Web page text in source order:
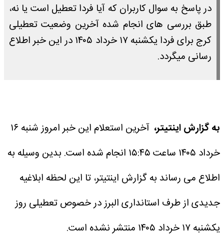
در پاسخ به سوال کاربران که آیا فردا تعطیل است یا نه،
طبق بررسی های انجام شده آخرین وضعیت تعطیلی
کرج برای فردا یکشنبه ۱۷ خرداد ۱۴۰۵ در این خبر اطلاع
رسانی میگردد.
به گزارش اینتیتر،
آخرین استعلام این خبر امروز شنبه ۱۶
خرداد ۱۴۰۵ ساعت ۱۵:۴۵ انجام شده است.
بدین وسیله به
اطلاع می رساند به گزارش اینتیتر، تا این لحظه ابلاغیه
جدیدی از طرف استانداری البرز در خصوص تعطیلی روز
یکشنبه ۱۷ خرداد ۱۴۰۵ منتشر نشده است.